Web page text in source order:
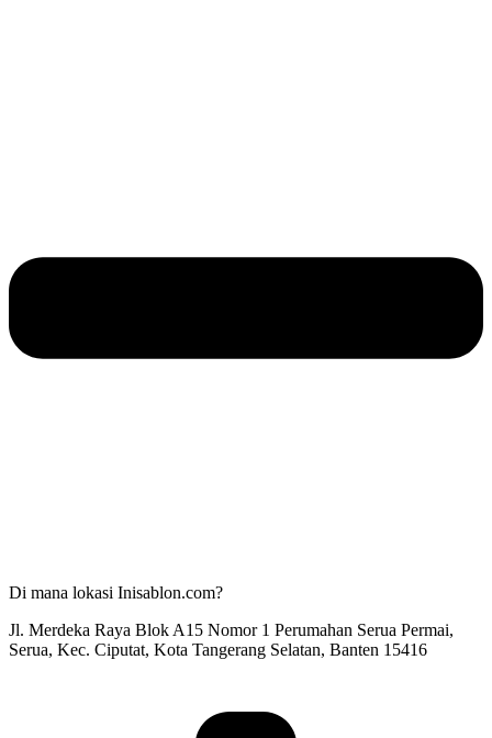
Di mana lokasi Inisablon.com?
Jl. Merdeka Raya Blok A15 Nomor 1 Perumahan Serua Permai,
Serua, Kec. Ciputat, Kota Tangerang Selatan, Banten 15416